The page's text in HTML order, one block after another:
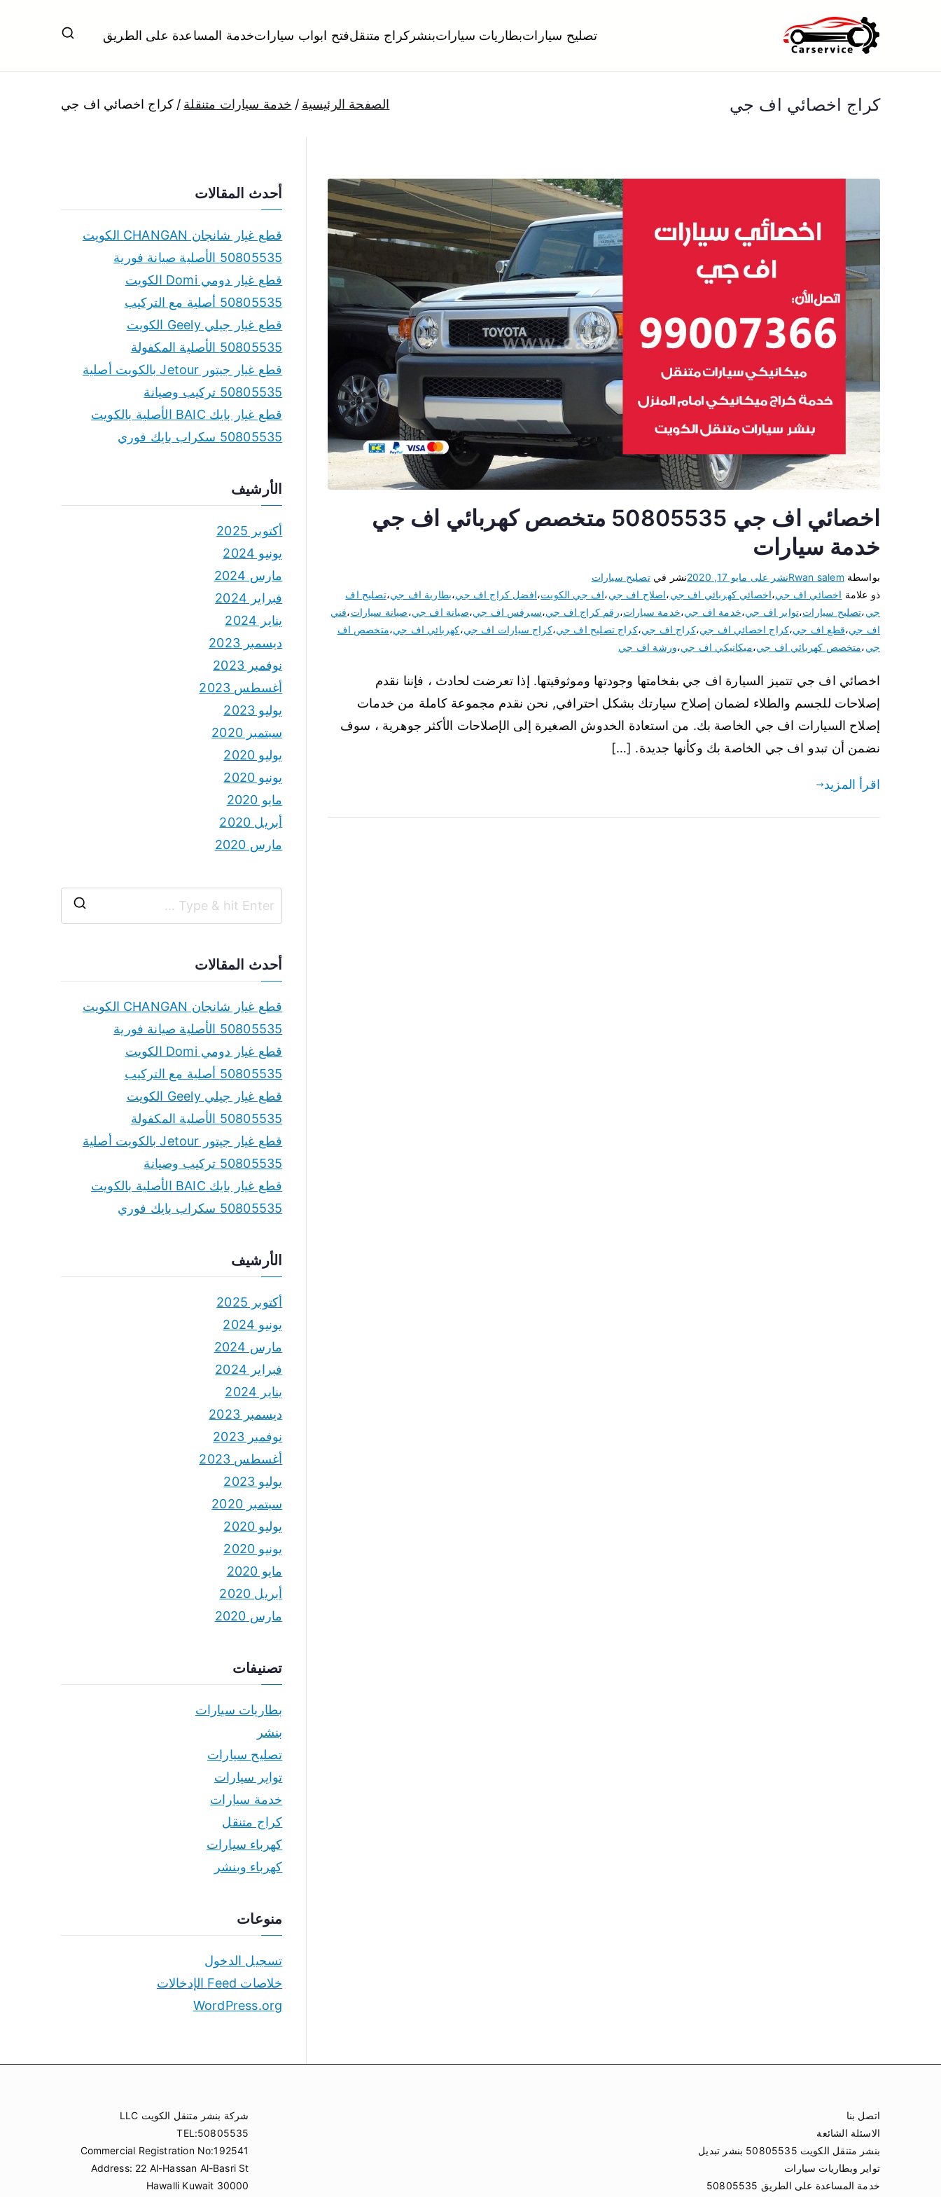
بنشر متنقل الكويت
بنشر متنقل الكويت كهرباء وبنشر تبديل تواير تواير اطارات عجلات تصليح وصيانة سيارات امام المنزل تبديل بطاريات بارخص الاسعار
تصليح سياراتبطاريات سياراتبنشر كراج متنقلفتح ابواب سياراتخدمة المساعدة على الطريق
كراج اخصائي اف جي الصفحة الرئيسية خدمة سيارات متنقلة كراج اخصائي اف جي
اخصائي اف جي 50805535 متخصص كهربائي اف جي
خدمة سيارات
بواسطة Rwan salemنشر على مايو 17, 2020 نشر فيتصليح سيارات
ذو علامة اخصائي اف جي،اخصائي كهربائي اف جي،اصلاح اف جي،اف جي الكويت،افضل كراج اف جي،بطارية اف جي،تصليح اف
جي،تصليح سيارات،تواير اف جي،خدمة اف جي،خدمة سيارات،رقم كراج اف جي،سيرفس اف جي،صيانة اف جي،صيانة سيارات،فني
اف جي،قطع اف جي،كراج اخصائي اف جي،كراج اف جي،كراج تصليح اف جي،كراج سيارات اف جي،كهربائي اف جي،متخصص اف
جي،متخصص كهربائي اف جي،ميكانيكي اف جي،ورشة اف جي
اخصائي اف جي تتميز السيارة اف جي بفخامتها وجودتها وموثوقيتها. إذا تعرضت لحادث ، فإننا نقدم
إصلاحات للجسم والطلاء لضمان إصلاح سيارتك بشكل احترافي, نحن نقدم مجموعة كاملة من خدمات
إصلاح السيارات اف جي الخاصة بك. من استعادة الخدوش الصغيرة إلى الإصلاحات الأكثر جوهرية ، سوف
نضمن أن تبدو اف جي الخاصة بك وكأنها جديدة. […]
اقرأ المزيد
أحدث المقالات
قطع غيار شانجان CHANGAN الكويت
50805535 الأصلية صيانة فورية
قطع غيار دومي Domi الكويت
50805535 أصلية مع التركيب
قطع غيار جيلي Geely الكويت
50805535 الأصلية المكفولة
قطع غيار جيتور Jetour بالكويت أصلية
50805535 تركيب وصيانة
قطع غيار بايك BAIC الأصلية بالكويت
50805535 سكراب بايك فوري
الأرشيف
أكتوبر 2025
يونيو 2024
مارس 2024
فبراير 2024
يناير 2024
ديسمبر 2023
نوفمبر 2023
أغسطس 2023
يوليو 2023
سبتمبر 2020
يوليو 2020
يونيو 2020
مايو 2020
أبريل 2020
مارس 2020
r
أحدث المقالات
قطع غيار شانجان CHANGAN الكويت
50805535 الأصلية صيانة فورية
قطع غيار دومي Domi الكويت
50805535 أصلية مع التركيب
قطع غيار جيلي Geely الكويت
50805535 الأصلية المكفولة
قطع غيار جيتور Jetour بالكويت أصلية
50805535 تركيب وصيانة
قطع غيار بايك BAIC الأصلية بالكويت
50805535 سكراب بايك فوري
الأرشيف
أكتوبر 2025
يونيو 2024
مارس 2024
فبراير 2024
يناير 2024
ديسمبر 2023
نوفمبر 2023
أغسطس 2023
يوليو 2023
سبتمبر 2020
يوليو 2020
يونيو 2020
مايو 2020
أبريل 2020
مارس 2020
تصنيفات
بطاريات سيارات
بنشر
تصليح سيارات
تواير سيارات
خدمة سيارات
كراج متنقل
كهرباء سيارات
كهرباء وبنشر
منوعات
تسجيل الدخول
خلاصات Feed الإدخالات
WordPress.org
اتصل بنا
الاسئلة الشائعة
بنشر متنقل الكويت 50805535 بنشر تبديل
تواير وبطاريات سيارات
خدمة المساعدة على الطريق 50805535
شركة بنشر متنقل الكويت LLC
TEL:50805535
Commercial Registration No:192541
Address: 22 Al-Hassan Al-Basri St
Hawalli Kuwait 30000